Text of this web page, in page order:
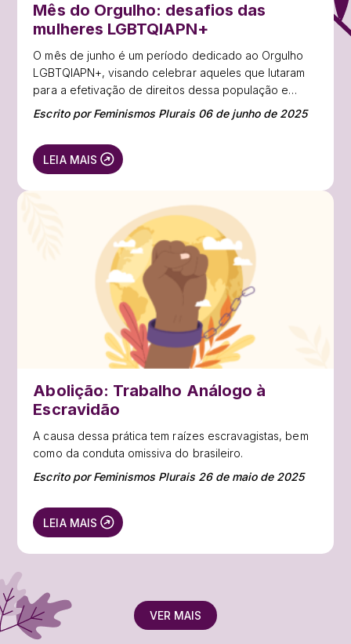
Mês do Orgulho: desafios das
mulheres LGBTQIAPN+
O mês de junho é um período dedicado ao Orgulho
LGBTQIAPN+, visando celebrar aqueles que lutaram
para a efetivação de direitos dessa população e
reforçar o debate contra a supressão de direitos e a
discriminação.
Escrito por Feminismos Plurais 06 de junho de 2025
LEIA MAIS
Abolição: Trabalho Análogo à
Escravidão
A causa dessa prática tem raízes escravagistas, bem
como da conduta omissiva do brasileiro.
Escrito por Feminismos Plurais 26 de maio de 2025
LEIA MAIS
VER MAIS